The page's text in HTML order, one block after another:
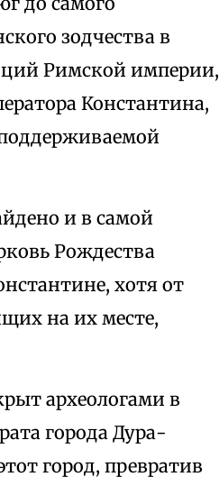
зодчества в
Римской империи,
Константина,
и в самой
Рождества
хотя от
на их месте,
археологами в
города Дура-
город, превратив